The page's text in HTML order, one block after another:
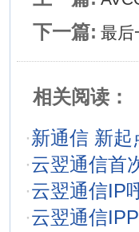
下一篇: 最后
相关阅读：
·新通信 新起
·云翌通信首
·云翌通信IP
·云翌通信